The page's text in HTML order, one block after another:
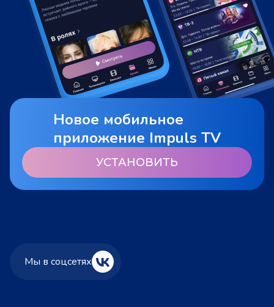
Новое мобильное
приложение Impuls TV
УСТАНОВИТЬ
Мы в соцсетях